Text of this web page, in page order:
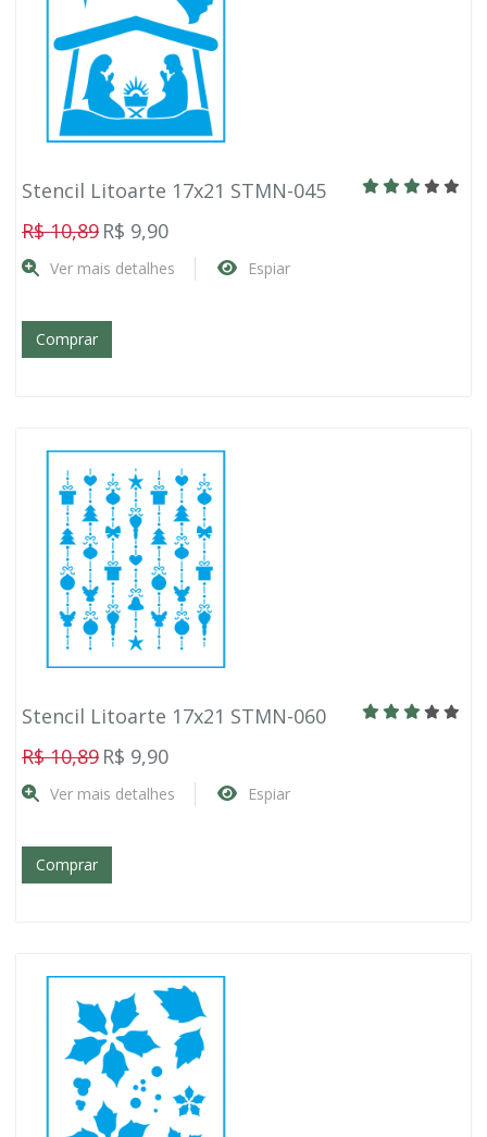
Stencil Litoarte 17x21 STMN-045
R$ 10,89 R$ 9,90
Ver mais detalhes Espiar
Comprar
Stencil Litoarte 17x21 STMN-060
R$ 10,89 R$ 9,90
Ver mais detalhes Espiar
Comprar